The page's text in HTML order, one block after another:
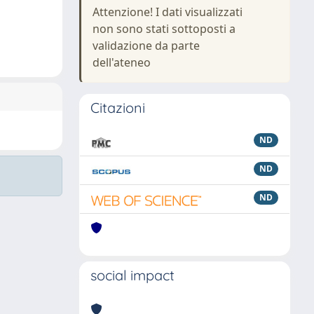
Attenzione! I dati visualizzati
non sono stati sottoposti a
validazione da parte
dell'ateneo
Citazioni
ND
ND
ND
social impact